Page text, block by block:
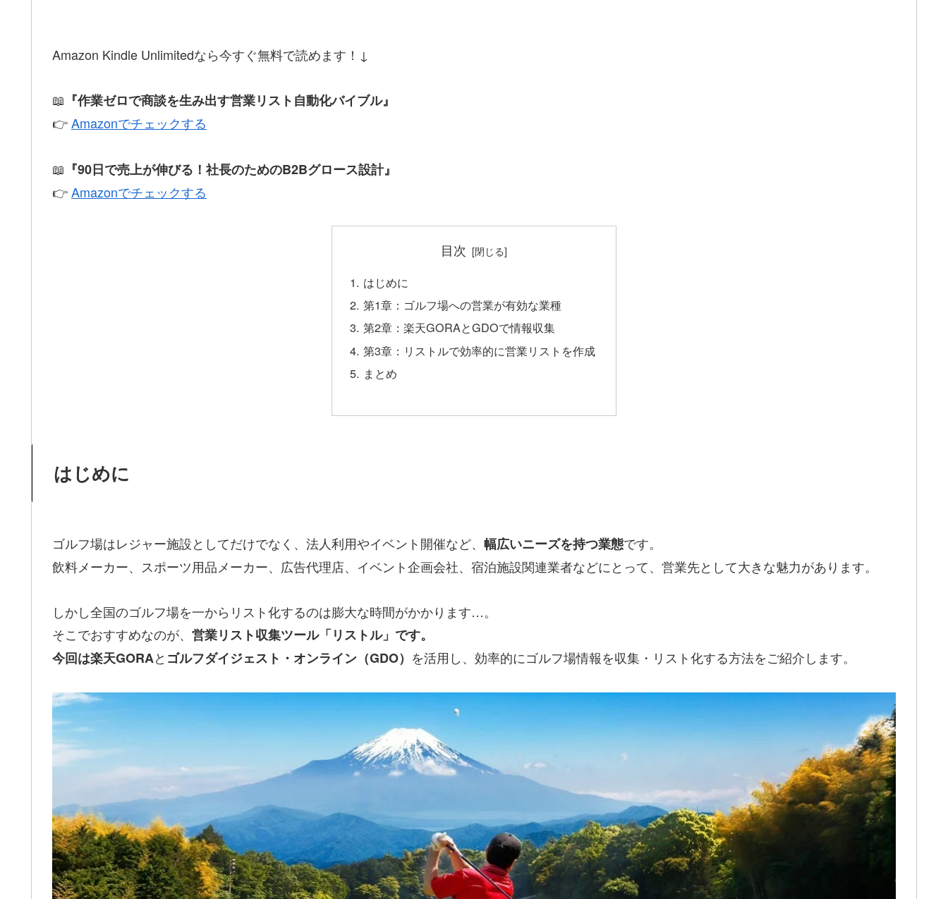
Amazon Kindle Unlimitedなら今すぐ無料で読めます！↓
📖 『作業ゼロで商談を生み出す営業リスト自動化バイブル』
👉Amazonでチェックする
📖 『90日で売上が伸びる！社長のためのB2Bグロース設計』
👉Amazonでチェックする
目次
はじめに
第1章：ゴルフ場への営業が有効な業種
第2章：楽天GORAとGDOで情報収集
第3章：リストルで効率的に営業リストを作成
まとめ
はじめに
ゴルフ場はレジャー施設としてだけでなく、法人利用やイベント開催など、 幅広いニーズを持つ業態です。
飲料メーカー、スポーツ用品メーカー、広告代理店、イベント企画会社、宿泊施設関連業者などにとって、営業先として大きな魅力があります。
しかし全国のゴルフ場を一からリスト化するのは膨大な時間がかかります…。
そこでおすすめなのが、 営業リスト収集ツール「リストル」です。
今回は楽天GORAと ゴルフダイジェスト・オンライン（GDO） を活用し、効率的にゴルフ場情報を収集・リスト化する方法をご紹介します。